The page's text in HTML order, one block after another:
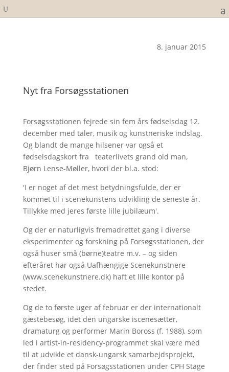
8. januar 2015
Nyt fra Forsøgsstationen
Forsøgsstationen fejrede sin fem års fødselsdag 12.
december med taler, musik og kunstneriske indslag.
Og blandt de mange hilsener var også et
fødselsdagskort fra teaterlivets grand old man,
Bjørn Lense-Møller, hvori der bl.a. stod:
'I er noget af det mest betydningsfulde, der er
kommet til i scenekunstens udvikling de seneste år.
Tillykke med jeres første lille jubilæum'.
Og der er naturligvis fremadrettet gang i diverse
eksperimenter og forskning på Forsøgsstationen, der
også huser små (børne)teatre m.v. – og siden
efteråret har også Uafhængige Scenekunstnere
(www.scenekunstnere.dk) haft et lille kontor på
stedet.
Og de to første uger af februar er der internationalt
gæstebesøg, idet den ungarske iscenesætter,
dramaturg og performer Marin Boross (f. 1988), som
led i artist-in-residency-programmet skal være med
til at udvikle et dansk-ungarsk samarbejdsprojekt,
der finder sted på Forsøgsstationen under CPH Stage